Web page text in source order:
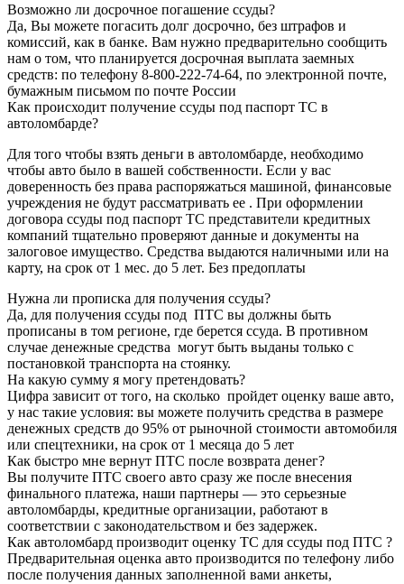
Возможно ли досрочное погашение ссуды?
Да, Вы можете погасить долг досрочно, без штрафов и
комиссий, как в банке. Вам нужно предварительно сообщить
нам о том, что планируется досрочная выплата заемных
средств: по телефону 8-800-222-74-64, по электронной почте,
бумажным письмом по почте России
Как происходит получение ссуды под паспорт ТС в
автоломбарде?
Для того чтобы взять деньги в автоломбарде, необходимо
чтобы авто было в вашей собственности. Если у вас
доверенность без права распоряжаться машиной, финансовые
учреждения не будут рассматривать ее . При оформлении
договора ссуды под паспорт ТС представители кредитных
компаний тщательно проверяют данные и документы на
залоговое имущество. Средства выдаются наличными или на
карту, на срок от 1 мес. до 5 лет. Без предоплаты
Нужна ли прописка для получения ссуды?
Да, для получения ссуды под ПТС вы должны быть
прописаны в том регионе, где берется ссуда. В противном
случае денежные средства могут быть выданы только с
постановкой транспорта на стоянку.
На какую сумму я могу претендовать?
Цифра зависит от того, на сколько пройдет оценку ваше авто,
у нас такие условия: вы можете получить средства в размере
денежных средств до 95% от рыночной стоимости автомобиля
или спецтехники, на срок от 1 месяца до 5 лет
Как быстро мне вернут ПТС после возврата денег?
Вы получите ПТС своего авто сразу же после внесения
финального платежа, наши партнеры — это серьезные
автоломбарды, кредитные организации, работают в
соответствии с законодательством и без задержек.
Как автоломбард производит оценку ТС для ссуды под ПТС ?
Предварительная оценка авто производится по телефону либо
после получения данных заполненной вами анкеты,